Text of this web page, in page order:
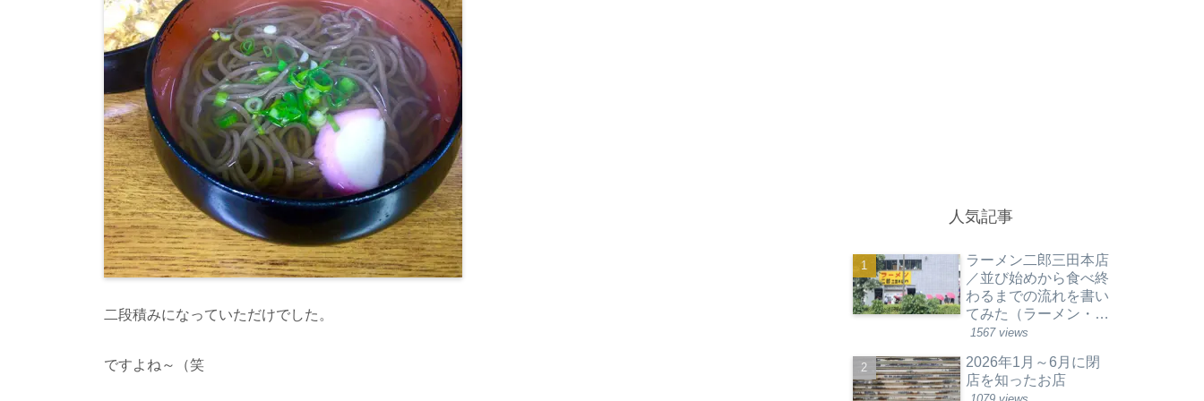
二段積みになっていただけでした。
ですよね～（笑
人気記事
ラーメン二郎三田本店
／並び始めから食べ終
わるまでの流れを書い
てみた（ラーメン・東
京都港区）
1567 views
2026年1月～6月に閉
店を知ったお店